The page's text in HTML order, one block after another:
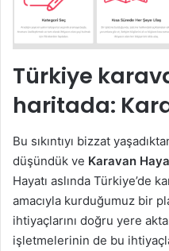
Türkiye
haritada:
Bu sıkıntıyı bizzat
düşündük ve Karavan
Hayatı aslında Türkiye’de
amacıyla kurduğumuz bir
ihtiyaçlarını doğru yere
işletmelerinin de bu